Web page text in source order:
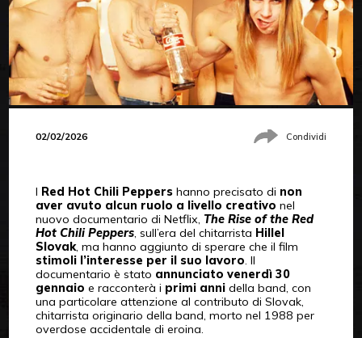
02/02/2026 Condividi
I Red Hot Chili Peppershanno precisato di non
aver avuto alcun ruolo a livello creativo nel
nuovo documentario di Netflix, The Rise of the Red
Hot Chili Peppers, sull’era del chitarrista Hillel
Slovak, ma hanno aggiunto di sperare che il film
stimoli l’interesse per il suo lavoro. Il
documentario è stato annunciato venerdì 30
gennaio e racconterà i primi anni della band, con
una particolare attenzione al contributo di Slovak,
chitarrista originario della band, morto nel 1988 per
overdose accidentale di eroina.